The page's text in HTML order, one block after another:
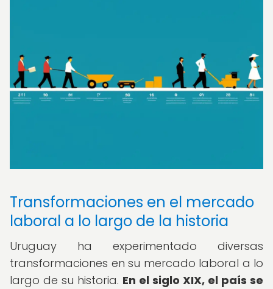
Transformaciones en el mercado
laboral a lo largo de la historia
Uruguay ha experimentado diversas
transformaciones en su mercado laboral a lo
largo de su historia. En el siglo XIX, el país se